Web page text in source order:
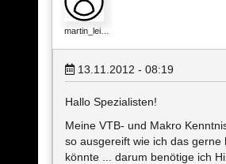
martin_lei…
13.11.2012 - 08:19
Hallo Spezialisten!
Meine VTB- und Makro
so ausgereift wie ich das gerne
könnte ... darum benötige ich